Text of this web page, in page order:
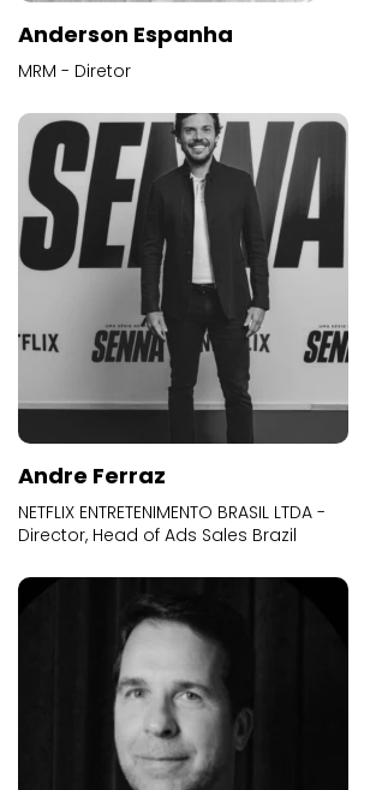
Anderson Espanha
MRM - Diretor
Andre Ferraz
NETFLIX ENTRETENIMENTO BRASIL LTDA -
Director, Head of Ads Sales Brazil